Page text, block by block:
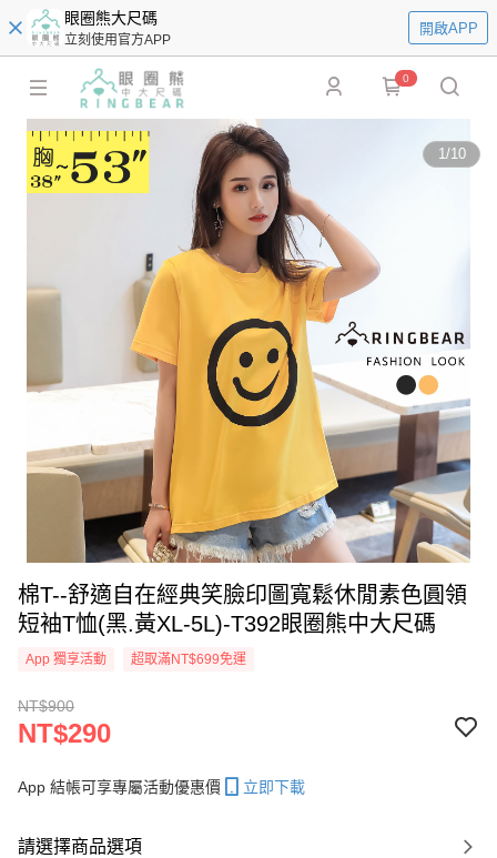
眼圈熊大尺碼
立刻使用官方APP
開啟APP
0
1/10
棉T--舒適自在經典笑臉印圖寬鬆休閒素色圓領
短袖T恤(黑.黃XL-5L)-T392眼圈熊中大尺碼
App 獨享活動 超取滿NT$699免運
NT$900
NT$290
App 結帳可享專屬活動優惠價 立即下載
請選擇商品選項